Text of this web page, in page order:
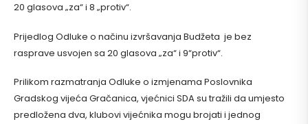
20 glasova „za“ i 8 „protiv“.
Prijedlog Odluke o načinu izvršavanja Budžeta je bez
rasprave usvojen sa 20 glasova „za“ i 9“protiv“.
Prilikom razmatranja Odluke o izmjenama Poslovnika
Gradskog vijeća Gračanica, vjećnici SDA su tražili da umjesto
predložena dva, klubovi vijećnika mogu brojati i jednog